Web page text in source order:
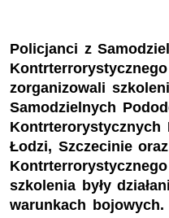
Policjanci z
zorganizowali
Samodzielnych
Kontrterorystycznych
Łodzi, Szczecinie
szkolenia były
warunkach bojowych.